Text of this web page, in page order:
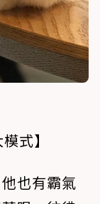
式】
也有霸氣